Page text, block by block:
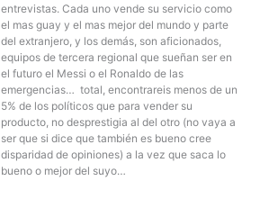
entrevistas. Cada uno vende su servicio como
el mas guay y el mas mejor del mundo y parte
del extranjero, y los demás, son aficionados,
equipos de tercera regional que sueñan ser en
el futuro el Messi o el Ronaldo de las
emergencias… total, encontrareis menos de un
5% de los políticos que para vender su
producto, no desprestigia al del otro (no vaya a
ser que si dice que también es bueno cree
disparidad de opiniones) a la vez que saca lo
bueno o mejor del suyo…